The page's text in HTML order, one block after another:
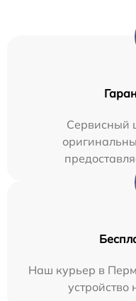
Сервисный
Наш курьер в
устройство